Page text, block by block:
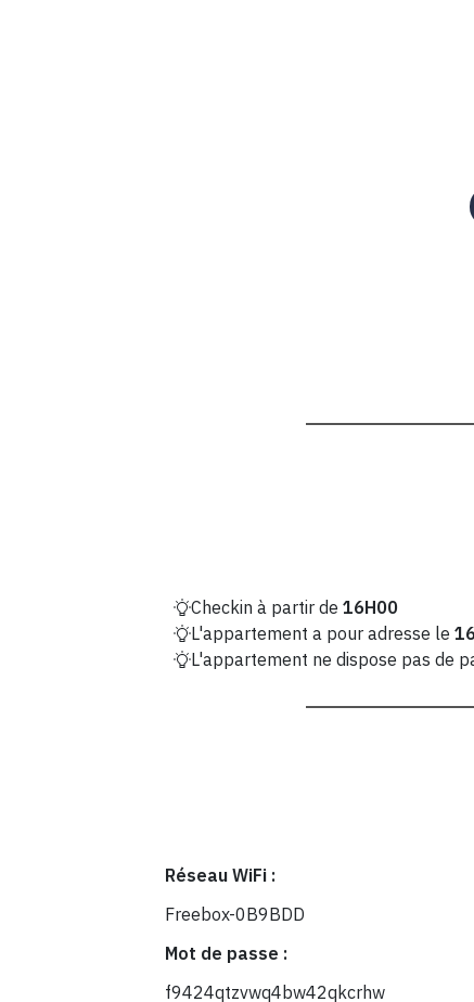
Checkin à partir de 16H00
L'appartement a pour adresse le
L'appartement ne dispose pas de
Réseau WiFi :
Freebox-0B9BDD
Mot de passe :
f9424qtzvwq4bw42qkcrhw